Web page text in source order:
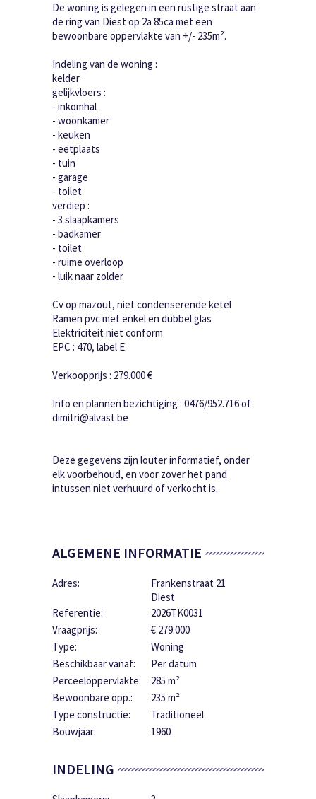
De woning is gelegen in een rustige straat aan
de ring van Diest op 2a 85ca met een
bewoonbare oppervlakte van +/- 235m².
Indeling van de woning :
kelder
gelijkvloers :
- inkomhal
- woonkamer
- keuken
- eetplaats
- tuin
- garage
- toilet
verdiep :
- 3 slaapkamers
- badkamer
- toilet
- ruime overloop
- luik naar zolder
Cv op mazout, niet condenserende ketel
Ramen pvc met enkel en dubbel glas
Elektriciteit niet conform
EPC : 470, label E
Verkoopprijs : 279.000 €
Info en plannen bezichtiging : 0476/952.716 of
dimitri@alvast.be
Deze gegevens zijn louter informatief, onder
elk voorbehoud, en voor zover het pand
intussen niet verhuurd of verkocht is.
ALGEMENE INFORMATIE
Adres:
Frankenstraat 21
Diest
Referentie:
2026TK0031
Vraagprijs:
€ 279.000
Type:
Woning
Beschikbaar vanaf:
Per datum
Perceeloppervlakte:
285 m²
Bewoonbare opp.:
235 m²
Type constructie:
Traditioneel
Bouwjaar:
1960
INDELING